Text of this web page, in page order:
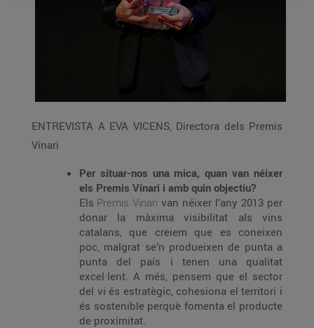
ENTREVISTA A EVA VICENS, Directora dels Premis
Vinari
Per situar-nos una mica, quan van néixer
els Premis Vinari i amb quin objectiu?
Els Premis Vinari van néixer l’any 2013 per
donar la màxima visibilitat als vins
catalans, que creiem que es coneixen
poc, malgrat se’n produeixen de punta a
punta del país i tenen una qualitat
excel·lent. A més, pensem que el sector
del vi és estratègic, cohesiona el territori i
és sostenible perquè fomenta el producte
de proximitat.